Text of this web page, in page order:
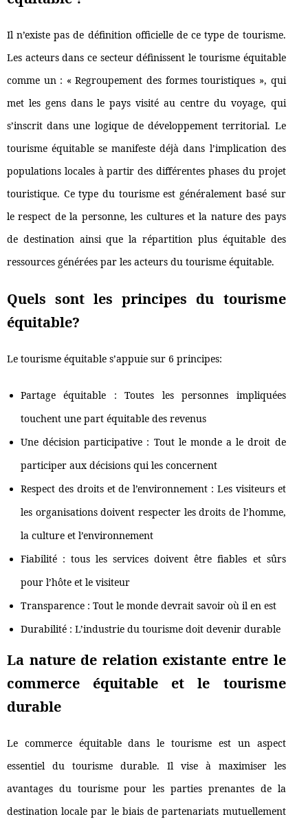
Il n’existe pas de définition officielle de ce type de tourisme.
Les acteurs dans ce secteur définissent le tourisme équitable
comme un : « Regroupement des formes touristiques », qui
met les gens dans le pays visité au centre du voyage, qui
s’inscrit dans une logique de développement territorial. Le
tourisme équitable se manifeste déjà dans l’implication des
populations locales à partir des différentes phases du projet
touristique. Ce type du tourisme est généralement basé sur
le respect de la personne, les cultures et la nature des pays
de destination ainsi que la répartition plus équitable des
ressources générées par les acteurs du tourisme équitable.
Quels sont les principes du tourisme
équitable?
Le tourisme équitable s’appuie sur 6 principes:
Partage équitable : Toutes les personnes impliquées
touchent une part équitable des revenus
Une décision participative : Tout le monde a le droit de
participer aux décisions qui les concernent
Respect des droits et de l’environnement : Les visiteurs et
les organisations doivent respecter les droits de l’homme,
la culture et l’environnement
Fiabilité : tous les services doivent être fiables et sûrs
pour l’hôte et le visiteur
Transparence : Tout le monde devrait savoir où il en est
Durabilité : L’industrie du tourisme doit devenir durable
La nature de relation existante entre le
commerce équitable et le tourisme
durable
Le commerce équitable dans le tourisme est un aspect
essentiel du tourisme durable. Il vise à maximiser les
avantages du tourisme pour les parties prenantes de la
destination locale par le biais de partenariats mutuellement